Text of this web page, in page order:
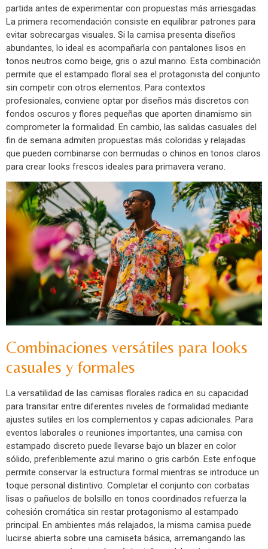
partida antes de experimentar con propuestas más arriesgadas.
La primera recomendación consiste en equilibrar patrones para
evitar sobrecargas visuales. Si la camisa presenta diseños
abundantes, lo ideal es acompañarla con pantalones lisos en
tonos neutros como beige, gris o azul marino. Esta combinación
permite que el estampado floral sea el protagonista del conjunto
sin competir con otros elementos. Para contextos
profesionales, conviene optar por diseños más discretos con
fondos oscuros y flores pequeñas que aporten dinamismo sin
comprometer la formalidad. En cambio, las salidas casuales del
fin de semana admiten propuestas más coloridas y relajadas
que pueden combinarse con bermudas o chinos en tonos claros
para crear looks frescos ideales para primavera verano.
Combinaciones versátiles para looks
casuales y formales
La versatilidad de las camisas florales radica en su capacidad
para transitar entre diferentes niveles de formalidad mediante
ajustes sutiles en los complementos y capas adicionales. Para
eventos laborales o reuniones importantes, una camisa con
estampado discreto puede llevarse bajo un blazer en color
sólido, preferiblemente azul marino o gris carbón. Este enfoque
permite conservar la estructura formal mientras se introduce un
toque personal distintivo. Completar el conjunto con corbatas
lisas o pañuelos de bolsillo en tonos coordinados refuerza la
cohesión cromática sin restar protagonismo al estampado
principal. En ambientes más relajados, la misma camisa puede
lucirse abierta sobre una camiseta básica, arremangando las